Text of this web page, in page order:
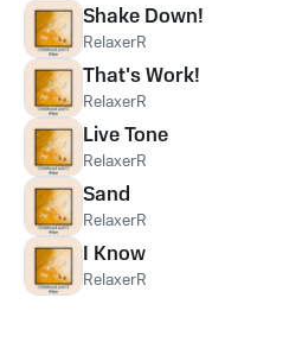
Shake Down!
RelaxerR
That's Work!
RelaxerR
Live Tone
RelaxerR
Sand
RelaxerR
I Know
RelaxerR